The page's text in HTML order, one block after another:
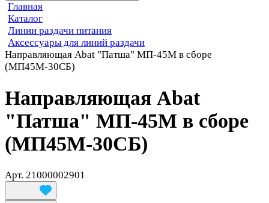
Главная
Каталог
Линии раздачи питания
Аксессуары для линий раздачи
Направляющая Abat "Патша" МП-45М в сборе
(МП45М-30СБ)
Направляющая Abat
"Патша" МП-45М в сборе
(МП45М-30СБ)
Арт. 21000002901